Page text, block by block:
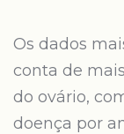
Os dados
conta de
do ovário,
doença por